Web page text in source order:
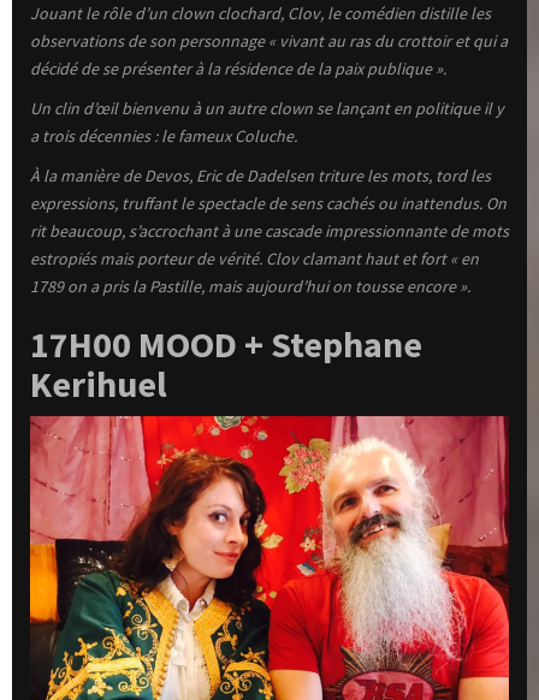
Jouant le rôle d’un clown clochard, Clov, le comédien distille les
observations de son personnage « vivant au ras du crottoir et qui a
décidé de se présenter à la résidence de la paix publique ».
Un clin d’œil bienvenu à un autre clown se lançant en politique il y
a trois décennies : le fameux Coluche.
À la manière de Devos, Eric de Dadelsen triture les mots, tord les
expressions, truffant le spectacle de sens cachés ou inattendus. On
rit beaucoup, s’accrochant à une cascade impressionnante de mots
estropiés mais porteur de vérité. Clov clamant haut et fort « en
1789 on a pris la Pastille, mais aujourd’hui on tousse encore ».
17H00 MOOD + Stephane
Kerihuel